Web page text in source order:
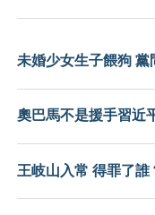
未婚少女生子餵狗 黨
奧巴馬不是援手習近
王岐山入常 得罪了誰